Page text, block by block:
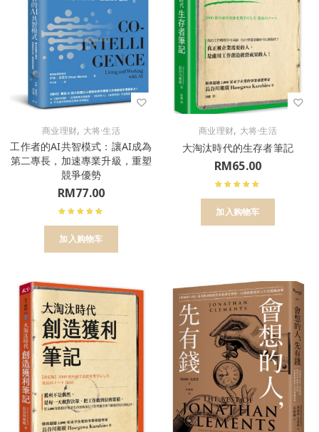
商业理财, 大将·生活
工作者的AI共智模式：讓AI成為
第二專長，加速專業升級，重塑
競爭優勢
RM77.00
加入购物车
商业理财, 大将·生活
大淘汰時代的生存者筆記
RM65.00
加入购物车